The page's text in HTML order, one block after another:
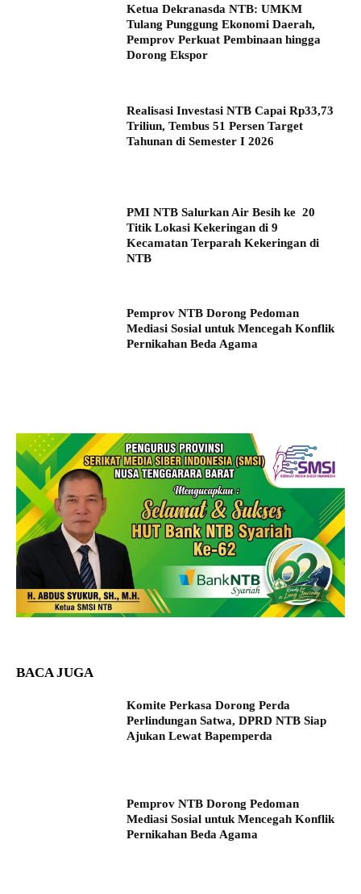
Ketua Dekranasda NTB: UMKM
Tulang Punggung Ekonomi Daerah,
Pemprov Perkuat Pembinaan hingga
Dorong Ekspor
Realisasi Investasi NTB Capai Rp33,73
Triliun, Tembus 51 Persen Target
Tahunan di Semester I 2026
PMI NTB Salurkan Air Besih ke 20
Titik Lokasi Kekeringan di 9
Kecamatan Terparah Kekeringan di
NTB
Pemprov NTB Dorong Pedoman
Mediasi Sosial untuk Mencegah Konflik
Pernikahan Beda Agama
BACA JUGA
Komite Perkasa Dorong Perda
Perlindungan Satwa, DPRD NTB Siap
Ajukan Lewat Bapemperda
Pemprov NTB Dorong Pedoman
Mediasi Sosial untuk Mencegah Konflik
Pernikahan Beda Agama